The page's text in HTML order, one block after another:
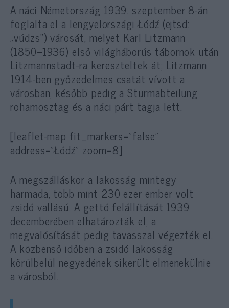
A náci Németország 1939. szeptember 8-án
foglalta el a lengyelországi Łódź (ejtsd:
„vúdzs”) városát, melyet Karl Litzmann
(1850–1936) első világháborús tábornok után
Litzmannstadt-ra kereszteltek át; Litzmann
1914-ben győzedelmes csatát vívott a
városban, később pedig a Sturmabteilung
rohamosztag és a náci párt tagja lett.
[leaflet-map fit_markers=”false”
address=”Łódź” zoom=8]
A megszálláskor a lakosság mintegy
harmada, több mint 230 ezer ember volt
zsidó vallású. A gettó felállítását 1939
decemberében elhatározták el, a
megvalósítását pedig tavasszal végezték el.
A közbenső időben a zsidó lakosság
körülbelül negyedének sikerült elmenekülnie
a városból.